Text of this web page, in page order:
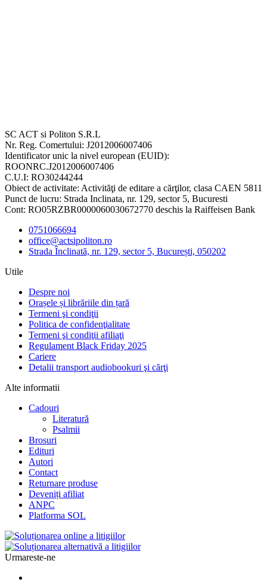
SC ACT si Politon S.R.L
Nr. Reg. Comertului: J2012006007406
Identificator unic la nivel european (EUID):
ROONRC.J2012006007406
C.U.I: RO30244244
Obiect de activitate: Activităţi de editare a cărţilor, clasa CAEN 5811
Punct de lucru: Strada Inclinata, nr. 129, sector 5, Bucuresti
Cont: RO05RZBR0000060030672770 deschis la Raiffeisen Bank
0751066694
office@actsipoliton.ro
Strada Înclinată, nr. 129, sector 5, București, 050202
Utile
Despre noi
Orașele și librăriile din țară
Termeni şi condiţii
Politica de confidenţialitate
Termeni şi condiţii afiliaţi
Regulament Black Friday 2025
Cariere
Detalii transport audiobookuri şi cărţi
Alte informatii
Cadouri
Literatură
Psalmii
Brosuri
Edituri
Autori
Contact
Returnare produse
Deveniți afiliat
ANPC
Platforma SOL
Urmareste-ne